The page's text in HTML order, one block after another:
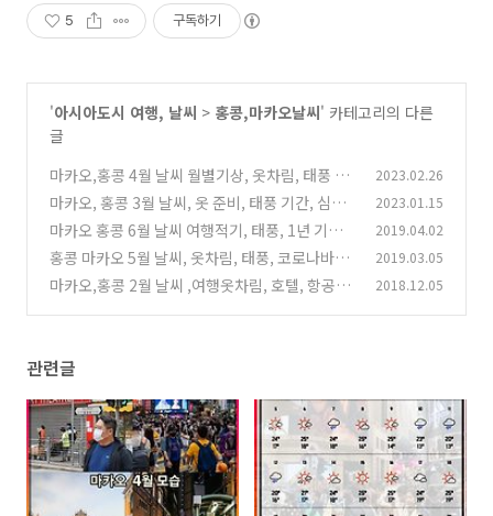
5 구독하기
'아시아도시 여행, 날씨 > 홍콩,마카오날씨' 카테고리의 다른
글
마카오,홍콩 4월 날씨 월별기상, 옷차림, 태풍 기
간, 물온도 , esim 가격
(8)
2023.02.26
마카오, 홍콩 3월 날씨, 옷 준비, 태풍 기간, 심카
드, 호텔 숙소 가격 정보 (0)
2023.01.15
마카오 홍콩 6월 날씨 여행적기, 태풍, 1년 기후
정리
(2)
2019.04.02
홍콩 마카오 5월 날씨, 옷차림, 태풍, 코로나바리
이러스 정보 총정리
(0)
2019.03.05
마카오,홍콩 2월 날씨 ,여행옷차림, 호텔, 항공권
2018.12.05
관련글